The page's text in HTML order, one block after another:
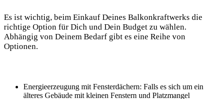
Es ⁤ist wichtig, beim​ Einkauf Deines Balkonkraftwerks ‍die
richtige Option für Dich und Dein Budget zu wählen.⁤
Abhängig von Deinem Bedarf gibt es⁣ eine Reihe von
Optionen.
Energieerzeugung mit Fensterdächern: Falls es sich um ein
älteres Gebäude mit kleinen Fenstern ⁣und⁢ Platzmangel